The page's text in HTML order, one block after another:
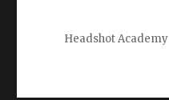
Headshot Academy